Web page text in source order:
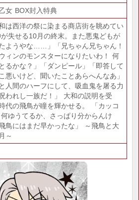
女 BOX封入特典
は西洋の祭に染まる商店街を眺めてい
失せる10月の終末。また悪鬼どもが
ようやな……」「兄ちゃん兄ちゃん！
ィンのモンスターになりたいわ！ 何
るかな？」「ダンピール」「即答して
悪いけど、聞いたことあらへんなあ」
人間のハーフにして、吸血鬼を屠る力
われし一族だ！」 大和の説明を受
代の飛鳥が瞳を輝かせる。 「カッコ
ゆうてるか、さっぱり分からんけ
鳥にはまだ早かったな」 ～飛鳥と大
～